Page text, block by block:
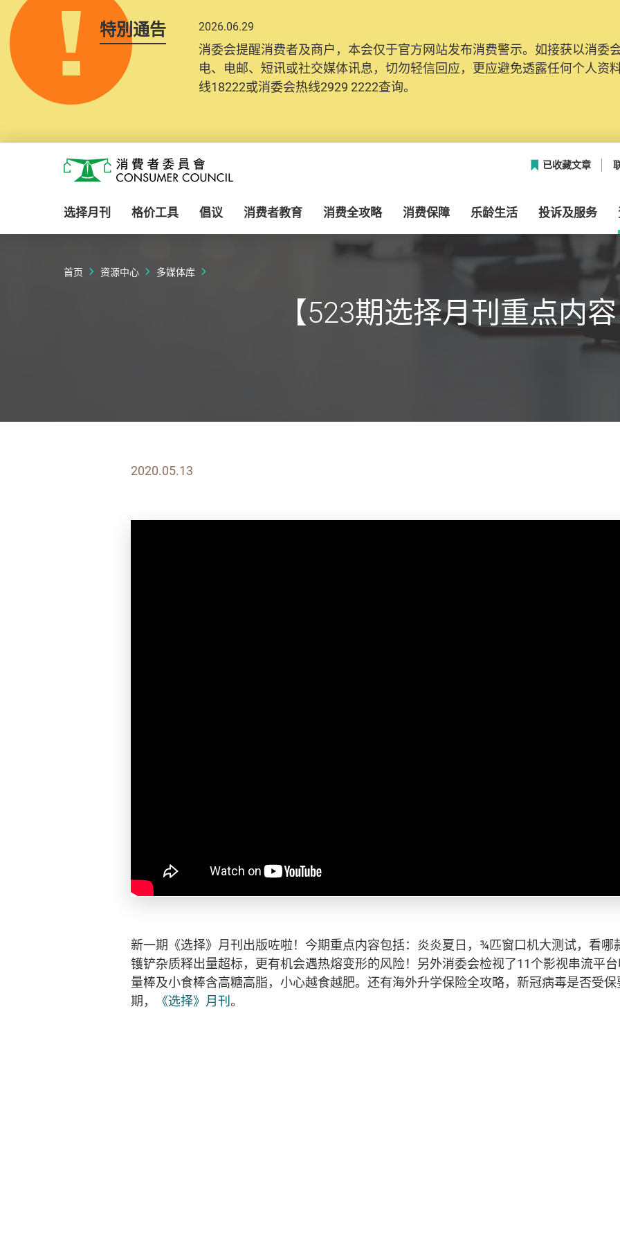
特別通告 2026.06.29
消委会提醒消费者及商户，本会仅于官方网站发布消费警示。如接获以消委
电、电邮、短讯或社交媒体讯息，切勿轻信回应，更应避免透露任何个人资
线18222或消委会热线2929 2222查询。
消费者委员会
已收藏文章
选择月刊 格价工具 倡议 消费者教育 消费全攻略 消费保障 乐龄生活 投诉及服务
首页 资源中心 多媒体库
【523期选择月刊重点内
2020.05.13
新一期《选择》月刊出版咗啦！今期重点内容包括：炎炎夏日，¾匹窗口机大测试，看
镬铲杂质释出量超标，更有机会遇热熔变形的风险！另外消委会检视了11个影视串流平
量棒及小食棒含高糖高脂，小心越食越肥。还有海外升学保险全攻略，新冠病毒是否受
期，
《选择》月刊。